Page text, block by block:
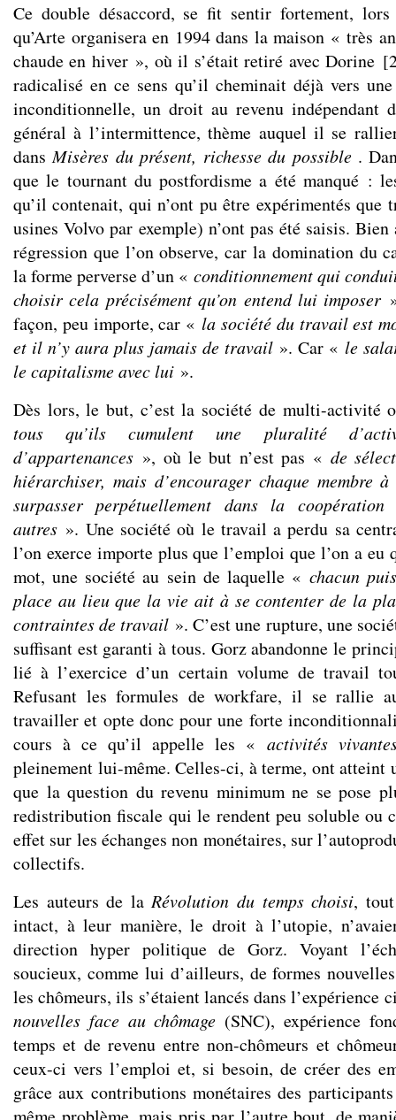
Ce double désaccord, se fit sentir fortement, lors
qu’Arte organisera en 1994 dans la maison « très
chaude en hiver », où il s’était retiré avec Dorine [
radicalisé en ce sens qu’il cheminait déjà vers
inconditionnelle, un droit au revenu indépendant
général à l’intermittence, thème auquel il se
dansMisères du présent, richesse du possible.
que le tournant du postfordisme a été manqué :
qu’il contenait, qui n’ont pu être expérimentés que
usines Volvo par exemple) n’ont pas été saisis.
régression que l’on observe, car la domination du
la forme perverse d’un « conditionnement qui
choisir cela précisément qu’on entend lui imposer
façon, peu importe, car «la société du travail est
et il n’y aura plus jamais de travail». Car «le
le capitalisme avec lui ».
Dès lors, le but, c’est la société de multi-activité
tous qu’ils cumulent une pluralité
d’appartenances », où le but n’est pas « de
hiérarchiser, mais d’encourager chaque membre
surpasser perpétuellement dans la
autres ». Une société où le travail a perdu sa
l’on exerce importe plus que l’emploi que l’on a eu
mot, une société au sein de laquelle «chacun
place au lieu que la vie ait à se contenter de la
contraintes de travail ». C’est une rupture, une
suffisant est garanti à tous. Gorz abandonne le
lié à l’exercice d’un certain volume de travail
Refusant les formules de workfare, il se rallie
travailler et opte donc pour une forte
cours à ce qu’il appelle les « activités
pleinement lui-même. Celles-ci, à terme, ont atteint
que la question du revenu minimum ne se pose
redistribution fiscale qui le rendent peu soluble ou
effet sur les échanges non monétaires, sur
collectifs.
Les auteurs de laRévolution du temps choisi,
intact, à leur manière, le droit à l’utopie,
direction hyper politique de Gorz. Voyant
soucieux, comme lui d’ailleurs, de formes
les chômeurs, ils s’étaient lancés dans l’expérience
nouvelles face au chômage (SNC), expérience
temps et de revenu entre non-chômeurs et
ceux-ci vers l’emploi et, si besoin, de créer des
grâce aux contributions monétaires des participants